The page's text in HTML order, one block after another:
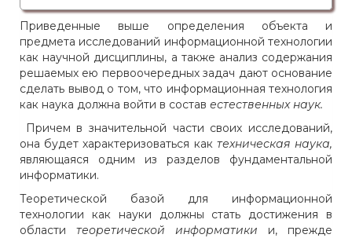
Приведенные выше определения объекта и
предмета исследований информационной технологии
как научной дисциплины, а также анализ содержания
решаемых ею первоочередных задач дают основание
сделать вывод о том, что информационная технология
как наука должна войти в состав естественных наук.
Причем в значительной части своих исследований,
она будет характеризоваться как техническая наука,
являющаяся одним из разделов фундаментальной
информатики.
Теоретической базой для информационной
технологии как науки должны стать достижения в
области теоретической информатики
и, прежде